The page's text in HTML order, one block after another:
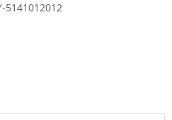
5141012012